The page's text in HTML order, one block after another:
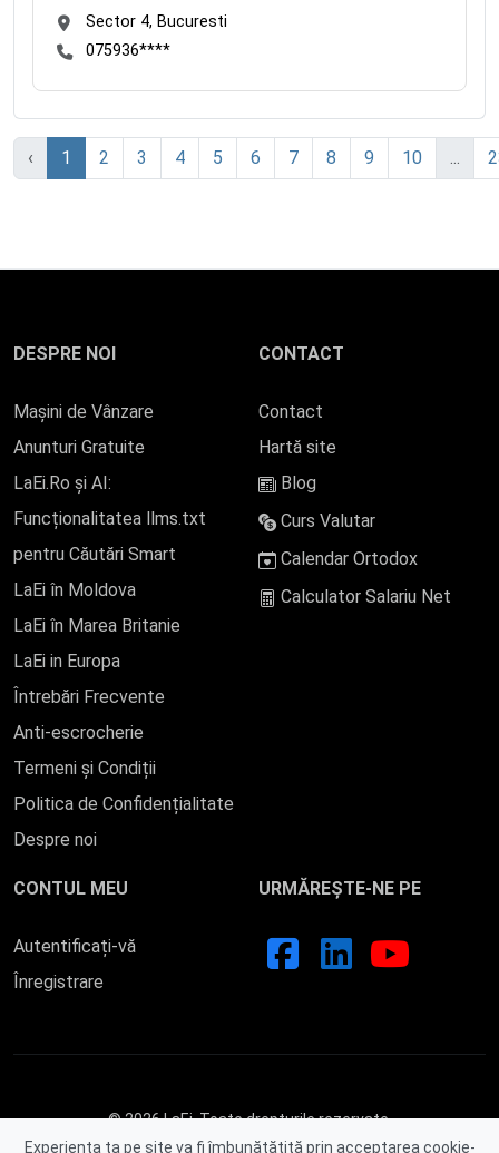
Sector 4, Bucuresti
075936****
‹ 1 2 3 4 5 6 7 8 9 10 ...
Experiența ta pe site va fi îmbunătățită prin acceptarea cookie-
DESPRE NOI
Mașini de Vânzare
Anunturi Gratuite
LaEi.Ro și AI:
Funcționalitatea llms.txt
pentru Căutări Smart
LaEi în Moldova
LaEi în Marea Britanie
LaEi in Europa
Întrebări Frecvente
Anti-escrocherie
Termeni și Condiții
Politica de Confidențialitate
Despre noi
CONTACT
Contact
Hartă site
Blog
Curs Valutar
Calendar Ortodox
Calculator Salariu Net
CONTUL MEU
Autentificați-vă
Înregistrare
URMĂREȘTE-NE PE
© 2026 LaEi. Toate drepturile rezervate.